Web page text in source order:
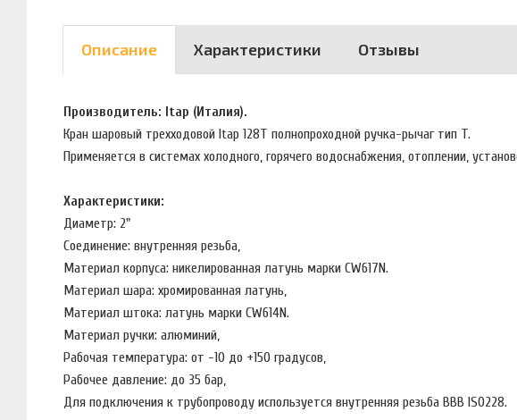
Описание Характеристики Отзывы
Производитель: Itap (Италия).
Кран шаровый трехходовой Itap 128T полнопроходной ручка-рычаг тип T.
Применяется в системах холодного, горячего водоснабжения, отоплении,
Характеристики:
Диаметр: 2"
Соединение: внутренняя резьба,
Материал корпуса: никелированная латунь марки CW617N.
Материал шара: хромированная латунь,
Материал штока: латунь марки CW614N.
Материал ручки: алюминий,
Рабочая температура: от -10 до +150 градусов,
Рабочее давление: до 35 бар,
Для подключения к трубопроводу используется внутренняя резьба BBB ISO228.